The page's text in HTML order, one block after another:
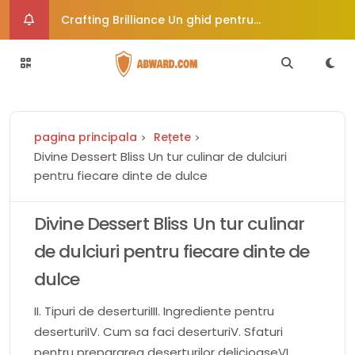
Crafting Brilliance Un ghid pentru
îmbunătățirea creativă a imaginii
Cum vă poate ajuta dieta paleo să vă
călătorește în timp în stil
6 moduri de a trata afecțiunile comune ale
pielii
Crafty Corners Idei creative de cadouri DIY
pentru suflete pline de artă
pagina principala Rețete
Divine Dessert Bliss Un tur culinar de dulciuri
pentru fiecare dinte de dulce
Divine Dessert Bliss Un tur culinar
de dulciuri pentru fiecare dinte de
dulce
II. Tipuri de deserturiIII. Ingrediente pentru
deserturiIV. Cum sa faci deserturiV. Sfaturi